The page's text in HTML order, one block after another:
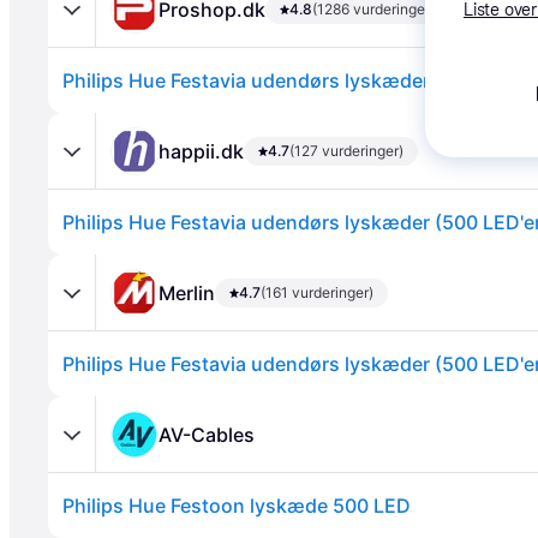
Proshop.dk 4.8(1286 vurderinger)
happii.dk 4.7(127 vurderinger)
Merlin 4.7(161 vurderinger)
AV-Cables
Philips Hue Festoon lyskæde 500 LED
Liste